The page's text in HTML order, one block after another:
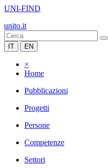
UNI-FIND
unito.it
IT EN
×
Home
Pubblicazioni
Progetti
Persone
Competenze
Settori